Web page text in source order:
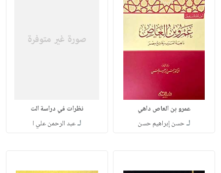
عمرو بن العاص داهي
لـحسن إبراهيم حسن
نظرات في دراسة الت
لـعبد الرحمن علي ا